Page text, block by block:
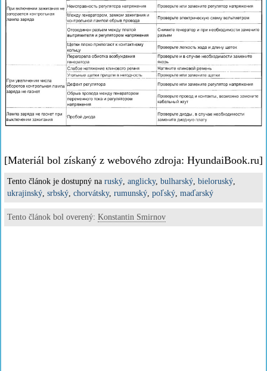
[Materiál bol získaný z webového zdroja: HyundaiBook.ru]
Tento článok je dostupný na ruský anglicky, bulharský bieloruský
ukrajinský srbský chorvátsky, rumunský poľský maďarský
Tento článok bol overený: Konstantin Smirnov